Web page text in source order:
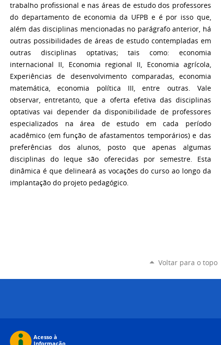
trabalho profissional e nas áreas de estudo dos professores
do departamento de economia da UFPB e é por isso que,
além das disciplinas mencionadas no parágrafo anterior, há
outras possibilidades de áreas de estudo contempladas em
outras disciplinas optativas; tais como: economia
internacional II, Economia regional II, Economia agrícola,
Experiências de desenvolvimento comparadas, economia
matemática, economia política III, entre outras. Vale
observar, entretanto, que a oferta efetiva das disciplinas
optativas vai depender da disponibilidade de professores
especializados na área de estudo em cada período
acadêmico (em função de afastamentos temporários) e das
preferências dos alunos, posto que apenas algumas
disciplinas do leque são oferecidas por semestre. Esta
dinâmica é que delineará as vocações do curso ao longo da
implantação do projeto pedagógico.
Voltar para o topo